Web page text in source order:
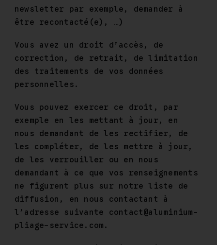
newsletter par exemple, demander à
être recontacté(e), …)
Vous avez un droit d’accès, de
correction, de retrait, de limitation
des traitements de vos données
personnelles.
Vous pouvez exercer ce droit, par
exemple en les mettant à jour, en
nous demandant de les rectifier, de
les compléter, de les mettre à jour,
de les verrouiller ou en nous
demandant à ce que vos renseignements
ne figurent plus sur notre liste de
diffusion, en nous contactant à
l’adresse suivante contact@aluminium-
pliage-service.com.